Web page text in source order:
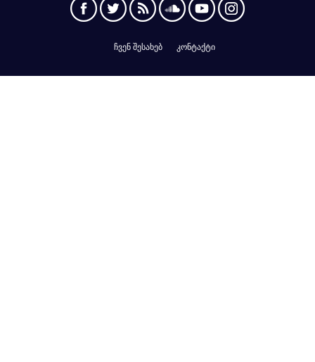
ჩვენ შესახებ კონტაქტი